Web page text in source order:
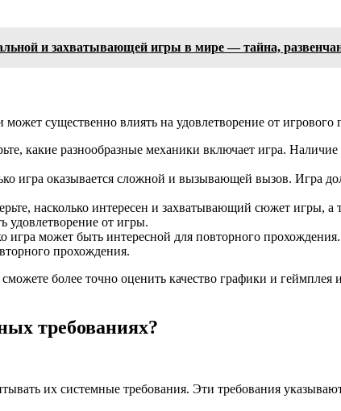
и захватывающей игры в мире — тайна,
существенно влиять на удовлетворение от
какие разнообразные механики включает игра.
игра оказывается сложной и вызывающей вызов.
насколько интересен и захватывающий сюжет игры,
удовлетворение от игры.
игра может быть интересной для повторного
прохождения.
более точно оценить качество графики и геймплея
требованиях?
их системные требования. Эти требования